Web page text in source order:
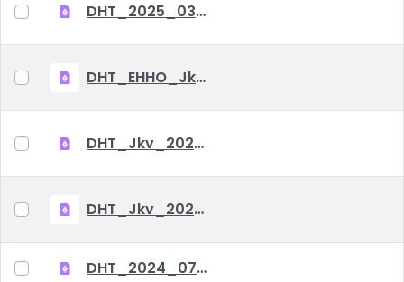
DHT_2025_03_06_jkv
DHT_EHHO_Jkv_2025_01_23
DHT_Jkv_2024_12_03
DHT_Jkv_2024_07_31_EHHO
DHT_2024_07_04_jkv